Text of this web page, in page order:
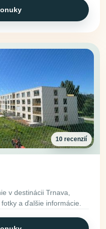
10 recenzií
v destinácii Trnava,
a ďalšie informácie.